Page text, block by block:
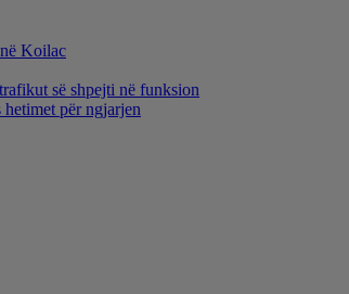
Koilac
së shpejti në funksion
për ngjarjen